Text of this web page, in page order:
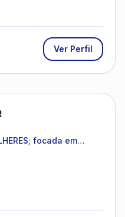
Ver Perfil
focada em